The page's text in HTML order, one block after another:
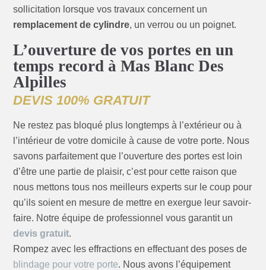
sollicitation lorsque vos travaux concernent un
remplacement de cylindre, un verrou ou un poignet.
L’ouverture de vos portes en un
temps record à Mas Blanc Des
Alpilles
DEVIS 100% GRATUIT
Ne restez pas bloqué plus longtemps à l’extérieur ou à
l’intérieur de votre domicile à cause de votre porte. Nous
savons parfaitement que l’ouverture des portes est loin
d’être une partie de plaisir, c’est pour cette raison que
nous mettons tous nos meilleurs experts sur le coup pour
qu’ils soient en mesure de mettre en exergue leur savoir-
faire. Notre équipe de professionnel vous garantit un
devis gratuit.
Rompez avec les effractions en effectuant des poses de
blindage pour votre porte. Nous avons l’équipement